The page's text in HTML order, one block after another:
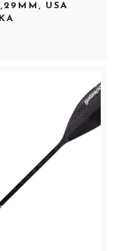
USA